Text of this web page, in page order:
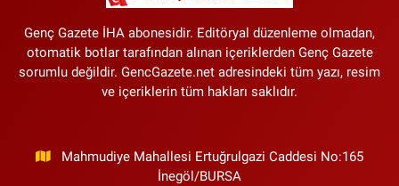
Genç Gazete İHA abonesidir. Editöryal düzenleme olmadan,
otomatik botlar tarafından alınan içeriklerden Genç Gazete
sorumlu değildir. GencGazete.net adresindeki tüm yazı, resim
ve içeriklerin tüm hakları saklıdır.
Mahmudiye Mahallesi Ertuğrulgazi Caddesi No:165
İnegöl/BURSA